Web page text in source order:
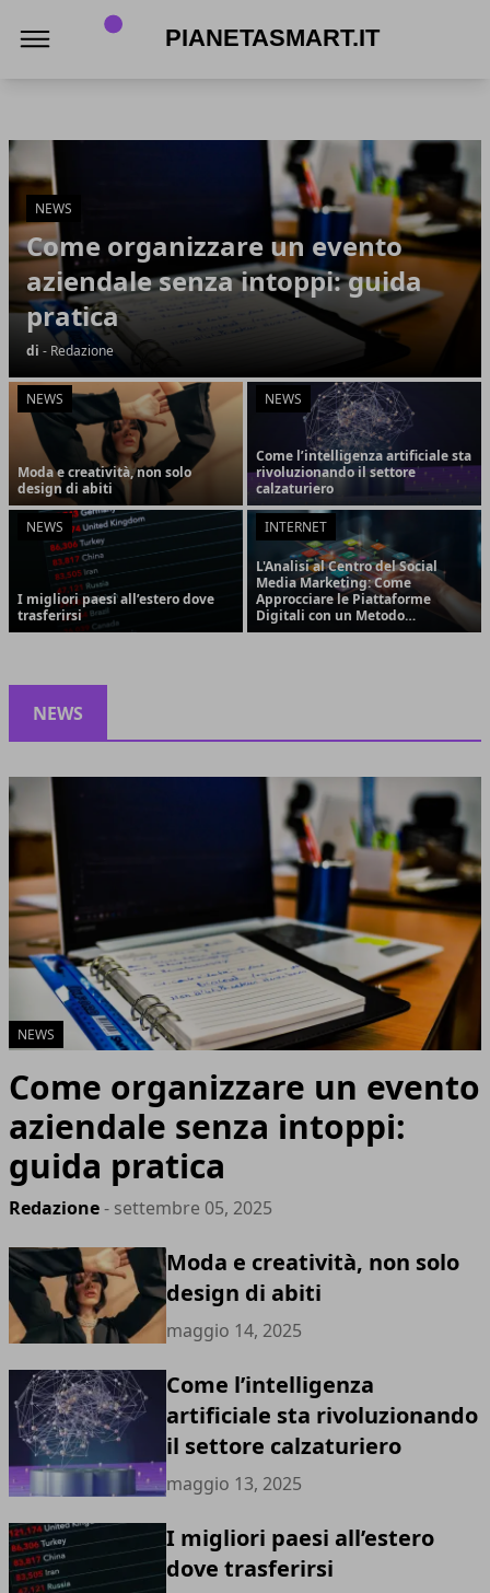
Articoli in Evidenza
NEWS
Come organizzare un evento
aziendale senza intoppi: guida
pratica
di - Redazione
NEWS
Moda e creatività, non solo
design di abiti
NEWS
Come l’intelligenza artificiale sta
rivoluzionando il settore
calzaturiero
NEWS
I migliori paesi all’estero dove
trasferirsi
INTERNET
L'Analisi al Centro del Social
Media Marketing: Come
Approcciare le Piattaforme
Digitali con un Metodo
Strategico e Orientato ai
NEWS
NEWS
Come organizzare un evento
aziendale senza intoppi:
guida pratica
Redazione- settembre 05, 2025
Moda e creatività, non solo
design di abiti
maggio 14, 2025
Come l’intelligenza
artificiale sta rivoluzionando
il settore calzaturiero
maggio 13, 2025
I migliori paesi all’estero
dove trasferirsi